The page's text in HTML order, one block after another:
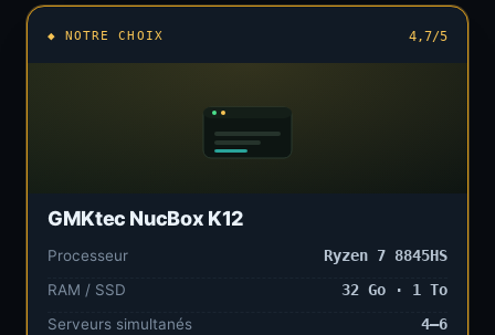
◆ NOTRE CHOIX 4,7/5
GMKtec NucBox K12
Processeur
Ryzen 7 8845HS
RAM / SSD
32 Go · 1 To
Serveurs simultanés
4–6